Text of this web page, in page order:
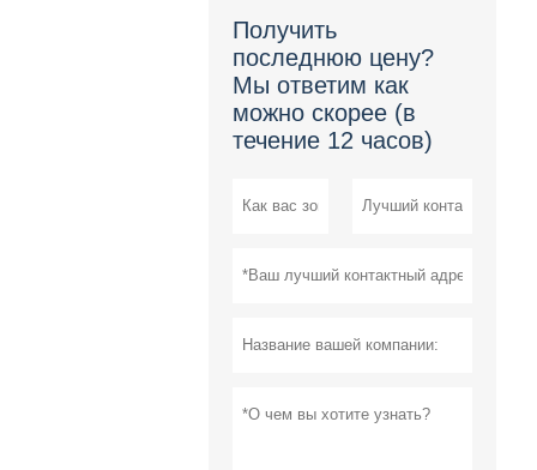
Получить
последнюю цену?
Мы ответим как
можно скорее (в
течение 12 часов)